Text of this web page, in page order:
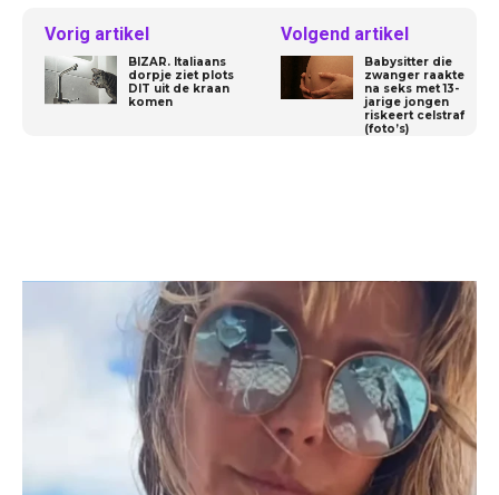
Vorig artikel
BIZAR. Italiaans
dorpje ziet plots
DIT uit de kraan
komen
Volgend artikel
Babysitter die
zwanger raakte
na seks met 13-
jarige jongen
riskeert celstraf
(foto’s)